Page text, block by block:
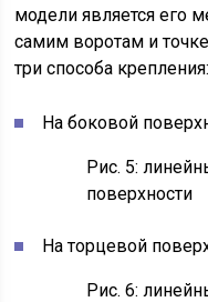
модели является его
самим воротам и
три способа крепления:
На боковой
Рис. 5:
поверхности
На торцевой
Рис. 6: